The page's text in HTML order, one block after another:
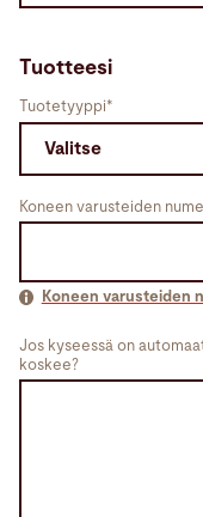
Tuotteesi
Tuotetyyppi*
Koneen varusteiden
Koneen varusteiden
Jos kyseessä on
koskee?